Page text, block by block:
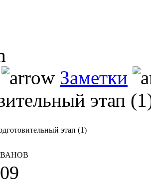
Заметки
этап
этап (1)